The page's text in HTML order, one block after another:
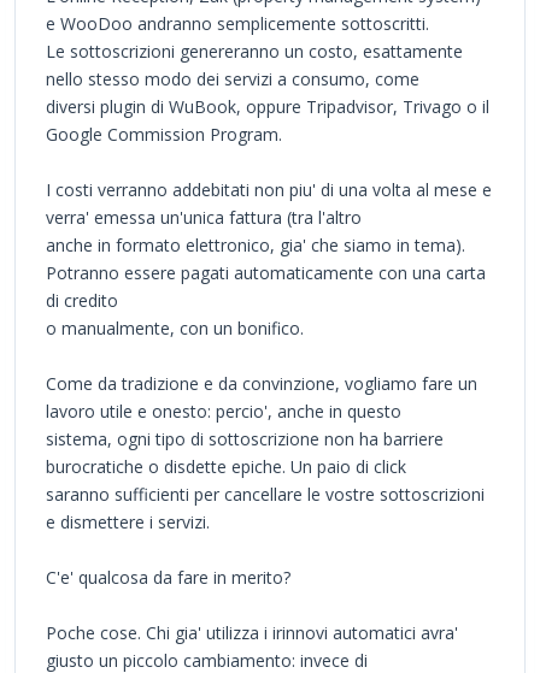
e WooDoo andranno semplicemente sottoscritti.
Le sottoscrizioni genereranno un costo, esattamente
nello stesso modo dei servizi a consumo, come
diversi plugin di WuBook, oppure Tripadvisor, Trivago o il
Google Commission Program.
I costi verranno addebitati non piu' di una volta al mese e
verra' emessa un'unica fattura (tra l'altro
anche in formato elettronico, gia' che siamo in tema).
Potranno essere pagati automaticamente con una carta
di credito
o manualmente, con un bonifico.
Come da tradizione e da convinzione, vogliamo fare un
lavoro utile e onesto: percio', anche in questo
sistema, ogni tipo di sottoscrizione non ha barriere
burocratiche o disdette epiche. Un paio di click
saranno sufficienti per cancellare le vostre sottoscrizioni
e dismettere i servizi.
C'e' qualcosa da fare in merito?
Poche cose. Chi gia' utilizza i irinnovi automatici avra'
giusto un piccolo cambiamento: invece di